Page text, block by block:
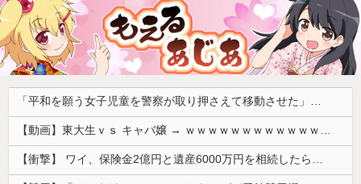
「平和を願う女子児童を警察が取り押さえて移動させた」と市民団体が告発、「児童……どこ？」とガチで困惑する人が続出
【動画】東大生ｖｓ キャバ嬢 → ｗｗｗｗｗｗｗｗｗｗｗｗｗｗｗｗｗｗ
【衝撃】 ワイ、保険金2億円と遺産6000万円を相続したら「こう」なった・・・